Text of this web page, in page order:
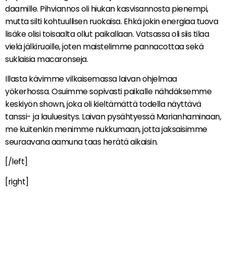
daamille. Pihviannos oli hiukan kasvisannosta pienempi,
mutta silti kohtuullisen ruokaisa. Ehkä jokin energiaa tuova
lisäke olisi toisaalta ollut paikallaan. Vatsassa oli siis tilaa
vielä jälkiruoille, joten maistelimme pannacottaa sekä
suklaisia macaronseja.
Illasta kävimme vilkaisemassa laivan ohjelmaa
yökerhossa. Osuimme sopivasti paikalle nähdäksemme
keskiyön shown, joka oli kieltämättä todella näyttävä
tanssi- ja lauluesitys. Laivan pysähtyessä Marianhaminaan,
me kuitenkin menimme nukkumaan, jotta jaksaisimme
seuraavana aamuna taas herätä aikaisin.
[/left]
[right]